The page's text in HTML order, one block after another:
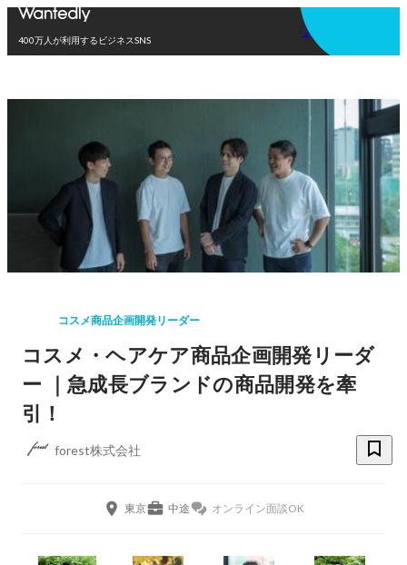
400万人が利用するビジネスSNS
アプリを使う
コスメ商品企画開発リーダー
コスメ・ヘアケア商品企画開発リーダ
ー ｜急成長ブランドの商品開発を牽
引！
forest株式会社
東京 中途 オンライン面談OK